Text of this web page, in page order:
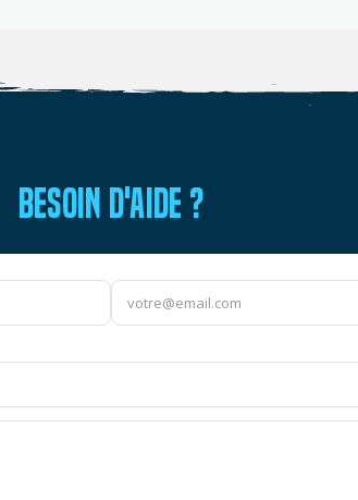
BESOIN D'AIDE ?